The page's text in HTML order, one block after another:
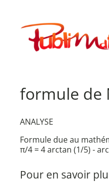
contenuPublimath
formule de
ANALYSE
Formule due au
π/4 = 4 arctan (1/5) -
Pour en savoir